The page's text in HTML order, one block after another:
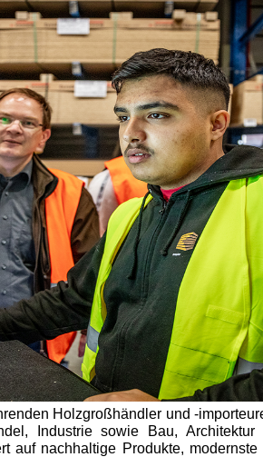
Holzgroßhändler und -
Industrie sowie Bau,
auf nachhaltige Produkte,